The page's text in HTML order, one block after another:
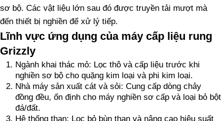
sơ bộ. Các vật liệu lớn sau đó được truyền tải mượt mà
đến thiết bị nghiền để xử lý tiếp.
Lĩnh vực ứng dụng của máy cấp liệu rung
Grizzly
Ngành khai thác mỏ: Lọc thô và cấp liệu trước khi
nghiền sơ bộ cho quặng kim loại và phi kim loại.
Nhà máy sản xuất cát và sỏi: Cung cấp dòng chảy
đồng đều, ổn định cho máy nghiền sơ cấp và loại bỏ bột
đá/đất.
Hệ thống than: Lọc bỏ bùn than và nâng cao hiệu suất